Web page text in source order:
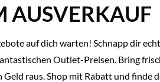
AUSVERKAUF
auf dich warten! Schnapp dir
Outlet-Preisen. Bring
raus. Shop mit Rabatt und finde